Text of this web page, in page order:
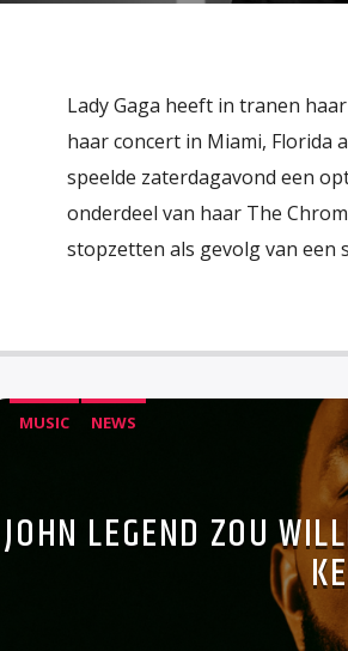
Lady Gaga heeft in tranen
haar concert in Miami, Florida
speelde zaterdagavond een
onderdeel van haar The
stopzetten als gevolg van een
MUSIC NEWS
JOHN LEGEND ZOU